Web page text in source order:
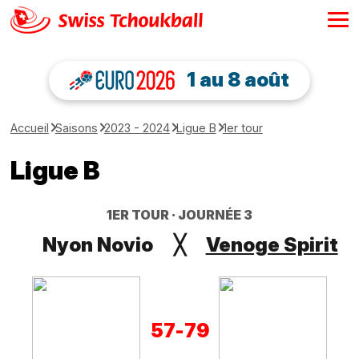
1 au 8 août
Accueil Saisons 2023 - 2024 Ligue B 1er tour
Ligue B
1ER TOUR JOURNÉE 3
Nyon Novio ╳ Venoge Spirit
57-79